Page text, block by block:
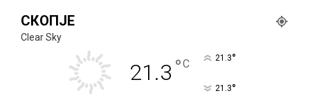
СКОПЈЕ
Clear Sky
21.3 °C 21.3°
21.3°